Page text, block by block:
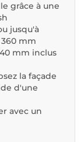
grâce à une
jusqu'à
mm
mm inclus
la façade
d'une
avec un